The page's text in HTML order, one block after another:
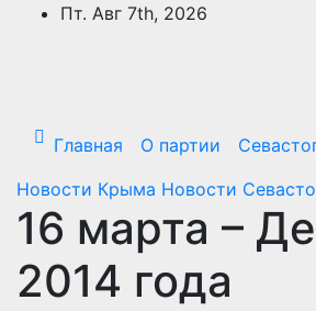
ПерейтиПт. Авг 7th, 2026
Главная О партии
Новости Крыма Новости
16 марта –
2014 года